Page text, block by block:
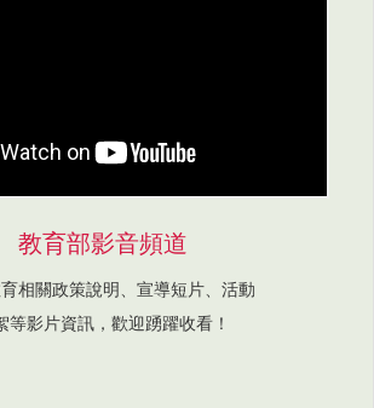
教育部影音頻道
相關政策說明、宣導短片、活動
等影片資訊，歡迎踴躍收看！